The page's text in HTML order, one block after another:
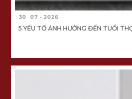
30 07 - 2026
5 YẾU TỐ ẢNH HƯỞNG ĐẾN TUỔI